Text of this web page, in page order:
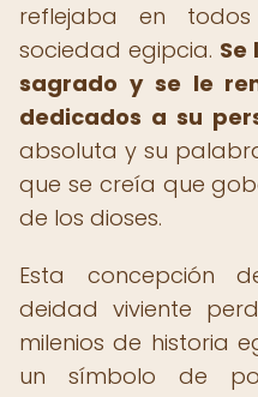
reflejaba en
sociedad egipcia.
sagrado y se le
dedicados a su
absoluta y su
que se creía que
de los dioses.
Esta concepción
deidad viviente
milenios de historia
un símbolo de